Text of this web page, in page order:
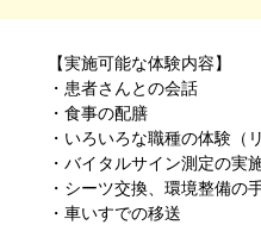
【実施可能な体験内容】
・患者さんとの会話
・食事の配膳
・いろいろな職種の体験（
・バイタルサイン測定の実
・シーツ交換、環境整備の
・車いすでの移送